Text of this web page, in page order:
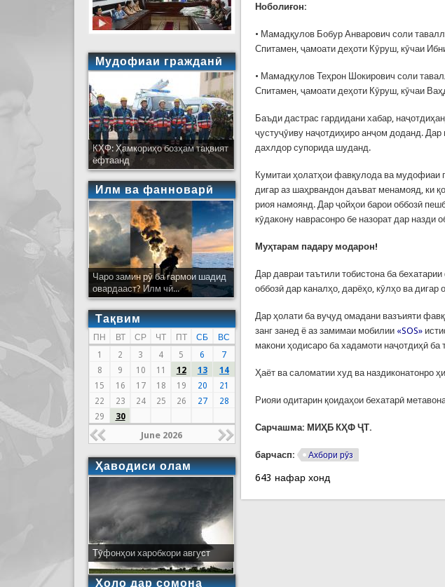
Ноболиғон:
• Мамадқулов Бобур Анварович соли
Спитамен, ҷамоати деҳоти Кӯруш, кӯчаи
• Мамадқулов Теҳрон Шокирович соли
Спитамен, ҷамоати деҳоти Кӯруш, кӯчаи
Баъди дастрас гардидани хабар,
ҷустуҷӯиву наҷотдиҳиро анҷом доданд.
дахлдор супорида шуданд.
Кумитаи ҳолатҳои фавқулода ва мудофиаи
дигар аз шаҳрвандон даъват менамояд, ки
риоя намоянд. Дар ҷойҳои барои оббозӣ
кӯдакону наврасонро бе назорат дар назди
Муҳтарам падару модарон!
Дар давраи таътили тобистона ба
оббозӣ дар каналҳо, дарёҳо, кӯлҳо ва
Дар ҳолати ба вуҷуд омадани вазъияти
занг занед ё аз замимаи мобилии «SOS»
макони ҳодисаро ба хадамоти наҷотдиҳӣ
Ҳаёт ва саломатии худ ва наздиконатонро
Риояи одитарин қоидаҳои бехатарӣ
Сарчашма: МИҲБ КҲФ ҶТ.
барчасп: Ахбори рӯз
643 нафар хонд
Мудофиаи гражданӣ
КҲФ: Ҳамкориҳо бозҳам тақвият
ёфтаанд
Илм ва фанноварӣ
Чаро замин рӯ ба гармои шадид
овардааст? Илм чӣ...
Тақвим
ПН ВТ СР ЧТ ПТ СБ
ВС
1
2 3 4 5 6
7
8
9 10 11 12 13
14
15
16 17 18 19 20
21
22
23 24 25 26 27
28
29
30
June 2026
Ҳаводиси олам
Тӯфонҳои харобкори август
Ҳоло дар сомона